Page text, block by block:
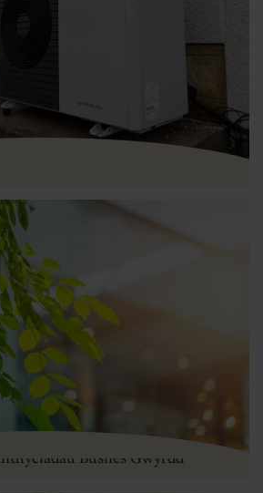
arbenigol ar gyfer
yn gwmni sy’n fwy gwyrdd
Busnes Gwyrdd